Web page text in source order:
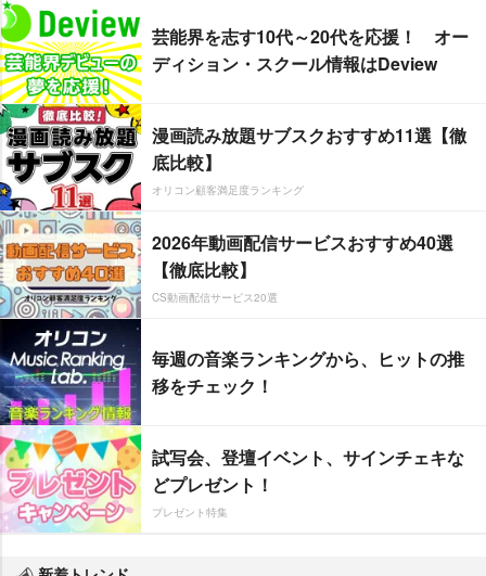
芸能界を志す10代～20代を応援！ オー
ディション・スクール情報はDeview
漫画読み放題サブスクおすすめ11選【徹
底比較】
オリコン顧客満足度ランキング
2026年動画配信サービスおすすめ40選
【徹底比較】
CS動画配信サービス20選
毎週の音楽ランキングから、ヒットの推
移をチェック！
試写会、登壇イベント、サインチェキな
どプレゼント！
プレゼント特集